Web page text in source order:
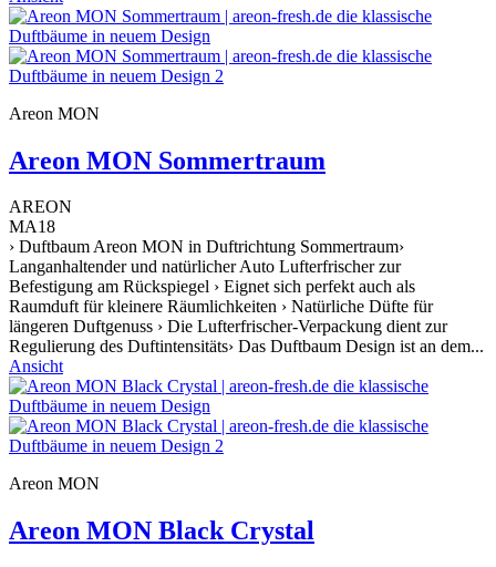
Areon MON
Areon MON Sommertraum
AREON
MA18
› Duftbaum Areon MON in Duftrichtung Sommertraum›
Langanhaltender und natürlicher Auto Lufterfrischer zur
Befestigung am Rückspiegel › Eignet sich perfekt auch als
Raumduft für kleinere Räumlichkeiten › Natürliche Düfte für
längeren Duftgenuss › Die Lufterfrischer-Verpackung dient zur
Regulierung des Duftintensitäts› Das Duftbaum Design ist an dem...
Ansicht
Areon MON
Areon MON Black Crystal